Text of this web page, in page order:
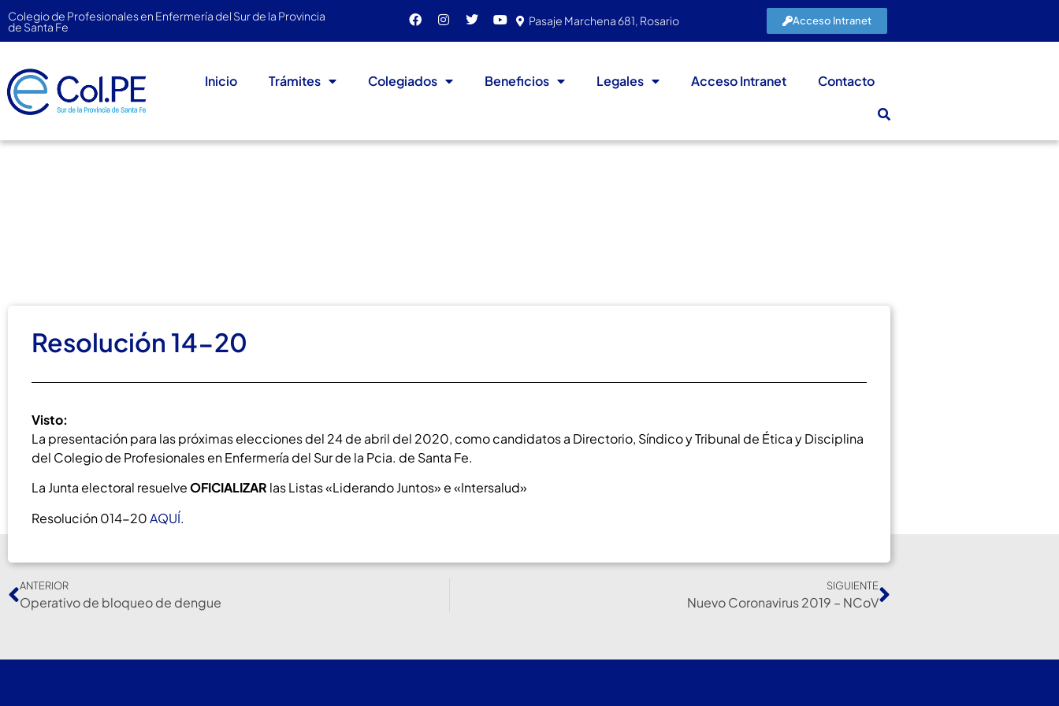
Colegio de Profesionales en Enfermería del Sur de la Provincia
de Santa Fe Pasaje Marchena 681, Rosario Acceso Intranet
Inicio Trámites Colegiados Beneficios Legales Acceso Intranet Contacto
Resolución 14-20
Visto:
La presentación para las próximas elecciones del 24 de abril del 2020, como candidatos a Directorio, Síndico y Tribunal de Ética y Disciplina
del Colegio de Profesionales en Enfermería del Sur de la Pcia. de Santa Fe.
La Junta electoral resuelveOFICIALIZAR las Listas «Liderando Juntos» e «Intersalud»
Resolución 014-20AQUÍ.
ANTERIOR
Operativo de bloqueo de dengue
SIGUIENTE
Nuevo Coronavirus 2019 – NCoV